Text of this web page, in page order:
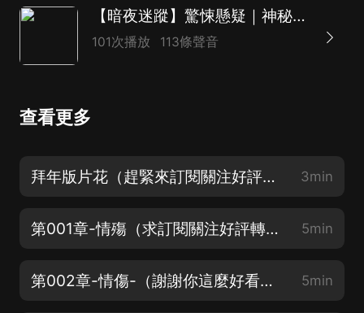
【暗夜迷蹤】驚悚懸疑｜神秘靈異丨精品真人多播丨迷團推理
101次播放 113條聲音
查看更多
拜年版片花（趕緊來訂閱關注好評轉發！） 3min
第001章-情殤（求訂閱關注好評轉發，愛你喲） 5min
第002章-情傷-（謝謝你這麼好看還來訂閱關注） 5min